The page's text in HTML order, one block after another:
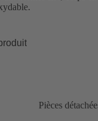
Pièces